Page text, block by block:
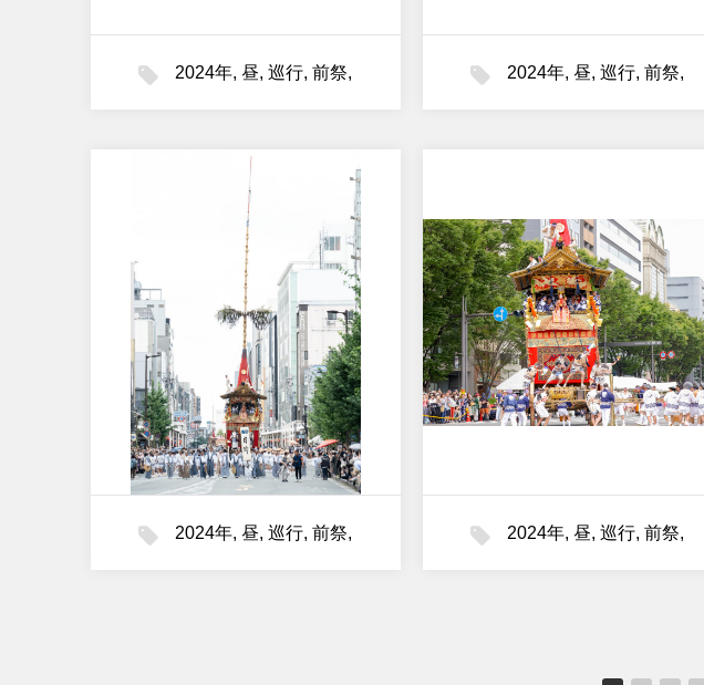
2024年, 昼, 巡行, 前祭, 2024年, 昼, 巡行, 前祭,
2024年, 昼, 巡行, 前祭, 2024年, 昼, 巡行, 前祭,